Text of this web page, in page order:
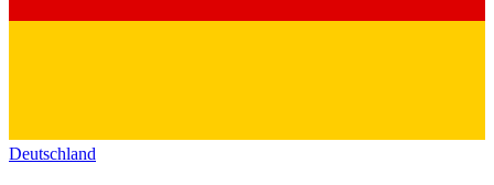
Deutschland